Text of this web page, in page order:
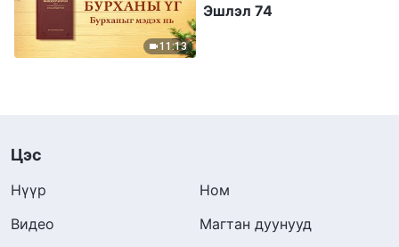
11:13
Эшлэл 74
Цэс
Нүүр
Ном
Видео
Магтан дуунууд